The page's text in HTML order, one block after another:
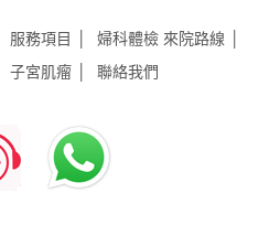
服務項目 婦科體檢 來院路線
子宮肌瘤 聯絡我們